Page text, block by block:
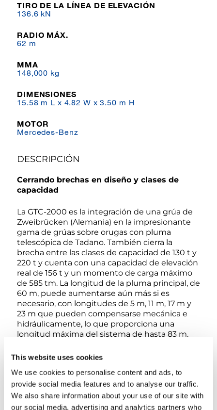
This website uses cookies
We use cookies to personalise content and ads, to
provide social media features and to analyse our traffic.
We also share information about your use of our site with
our social media, advertising and analytics partners who
TIRO DE LA LÍNEA DE ELEVACIÓN
136.6 kN
RADIO MÁX.
62 m
MMA
148,000 kg
DIMENSIONES
15.58 m L x 4.82 W x 3.50 m H
MOTOR
Mercedes-Benz
DESCRIPCIÓN
Cerrando brechas en diseño y clases de
capacidad
La GTC-2000 es la integración de una grúa de
Zweibrücken (Alemania) en la impresionante
gama de grúas sobre orugas con pluma
telescópica de Tadano. También cierra la
brecha entre las clases de capacidad de 130 t y
220 t y cuenta con una capacidad de elevación
real de 156 t y un momento de carga máximo
de 585 tm. La longitud de la pluma principal, de
60 m, puede aumentarse aún más si es
necesario, con longitudes de 5 m, 11 m, 17 m y
23 m que pueden compensarse mecánica e
hidráulicamente, lo que proporciona una
longitud máxima del sistema de hasta 83 m.
VISTA INTERACTIVA DE 360º